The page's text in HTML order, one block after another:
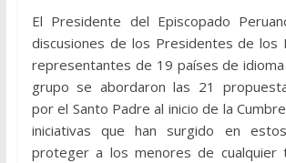
El Presidente del Episcopado
discusiones de los Presidentes de los
representantes de 19 países de idioma
grupo se abordaron las 21
por el Santo Padre al inicio de la
iniciativas que han surgido en
proteger a los menores de cualquier